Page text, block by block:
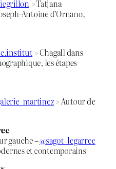
> Tatjana
Antoine d’Ornano,
> Chagall dans
les étapes
> Autour de
gauche –@sagot_legarrec
et contemporains